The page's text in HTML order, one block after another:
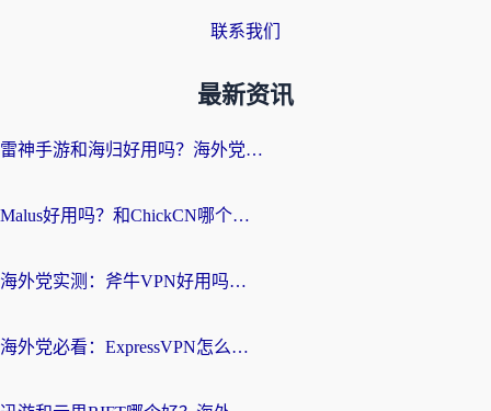
联系我们
最新资讯
雷神手游和海归好用吗？海外党亲测3款热门回国加速器+番茄加速器深度体验
Malus好用吗？和ChickCN哪个好？海外党亲测：选对回国加速器，追剧游戏不卡顿
海外党实测：斧牛VPN好用吗？和快喵VPN对比哪个回国效果更好？附3款热门加速器深度分析
海外党必看：ExpressVPN怎么样？3步选对回国加速器，无缝刷国内剧玩手游